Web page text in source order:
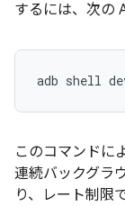
するには、次の
adb shell
このコマンドに
連続バックグラ
り、レート制限